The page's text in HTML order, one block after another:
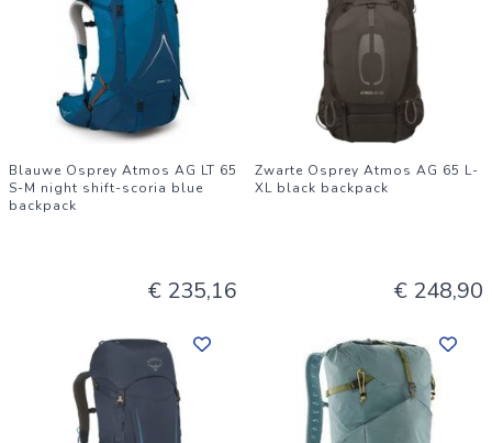
Blauwe Osprey Atmos AG LT 65
S-M night shift-scoria blue
backpack
€ 235,16
Zwarte Osprey Atmos AG 65 L-
XL black backpack
€ 248,90